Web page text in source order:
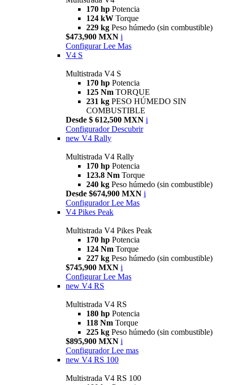
170 hp Potencia
124 kW Torque
229 kg Peso húmedo (sin combustible)
$473,900 MXN i
Configurar Lee Mas
V4 S
Multistrada V4 S
170 hp Potencia
125 Nm TORQUE
231 kg PESO HÚMEDO SIN
COMBUSTIBLE
Desde $ 612,500 MXN i
Configurador Descubrir
new V4 Rally
Multistrada V4 Rally
170 hp Potencia
123.8 Nm Torque
240 kg Peso húmedo (sin combustible)
Desde $674,900 MXN i
Configurador Lee Mas
V4 Pikes Peak
Multistrada V4 Pikes Peak
170 hp Potencia
124 Nm Torque
227 kg Peso húmedo (sin combustible)
$745,900 MXN i
Configurar Lee Mas
new V4 RS
Multistrada V4 RS
180 hp Potencia
118 Nm Torque
225 kg Peso húmedo (sin combustible)
$895,900 MXN i
Configurador Lee mas
new V4 RS 100
Multistrada V4 RS 100